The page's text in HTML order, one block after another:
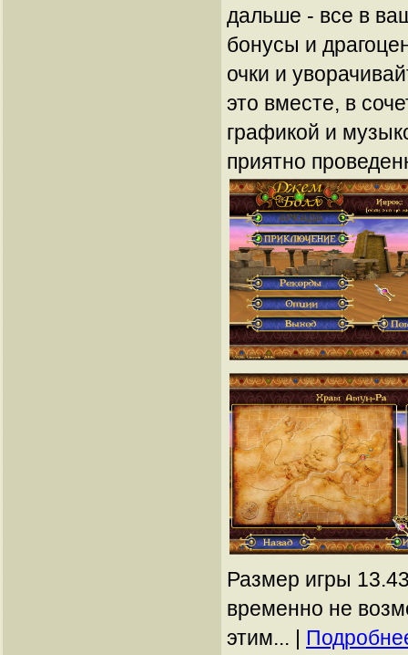
дальше - все в
бонусы и
очки и
это вместе, в
графикой и
приятно
Размер игры
временно не
этим... |